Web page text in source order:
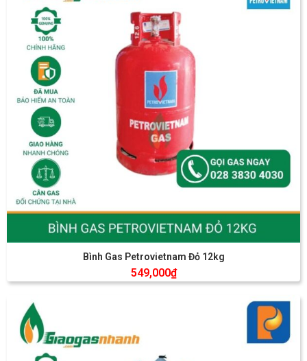
Bình Gas Petrovietnam Đỏ 12kg
549,000₫